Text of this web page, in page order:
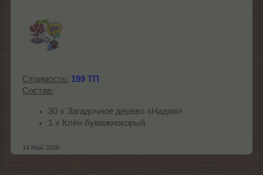
Стоимость: 199 ТП
Состав:
30 х Загадочное дерево «Надия»
1 х Клён бумажнокорый
14 Май 2026